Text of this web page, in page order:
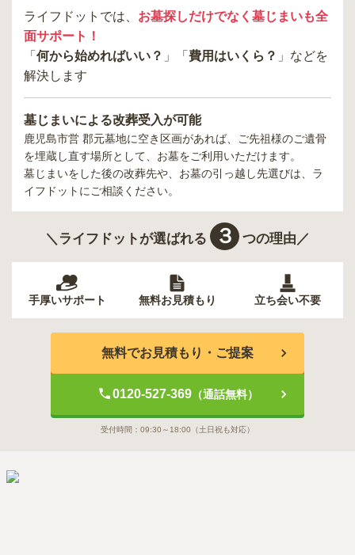
ライフドットでは、 お墓探しだけでなく墓じまいも全
面サポート！
「 何から始めればいい？ 」「 費用はいくら？ 」などを
解決します
墓じまいによる改葬受入が可能
鹿児島市営 郡元墓地に空き区画があれば、ご先祖様のご遺骨
を埋蔵し直す場所として、お墓をご利用いただけます。
墓じまいをした後の改葬先や、お墓の引っ越し先選びは、ラ
イフドットにご相談ください。
＼ライフドットが選ばれる ３ つの理由／
手厚いサポート 無料お見積もり 立ち会い不要
無料でお見積もり・ご提案
0120-527-369（通話無料）
受付時間： 09:30～18:00 （土日祝も対応）